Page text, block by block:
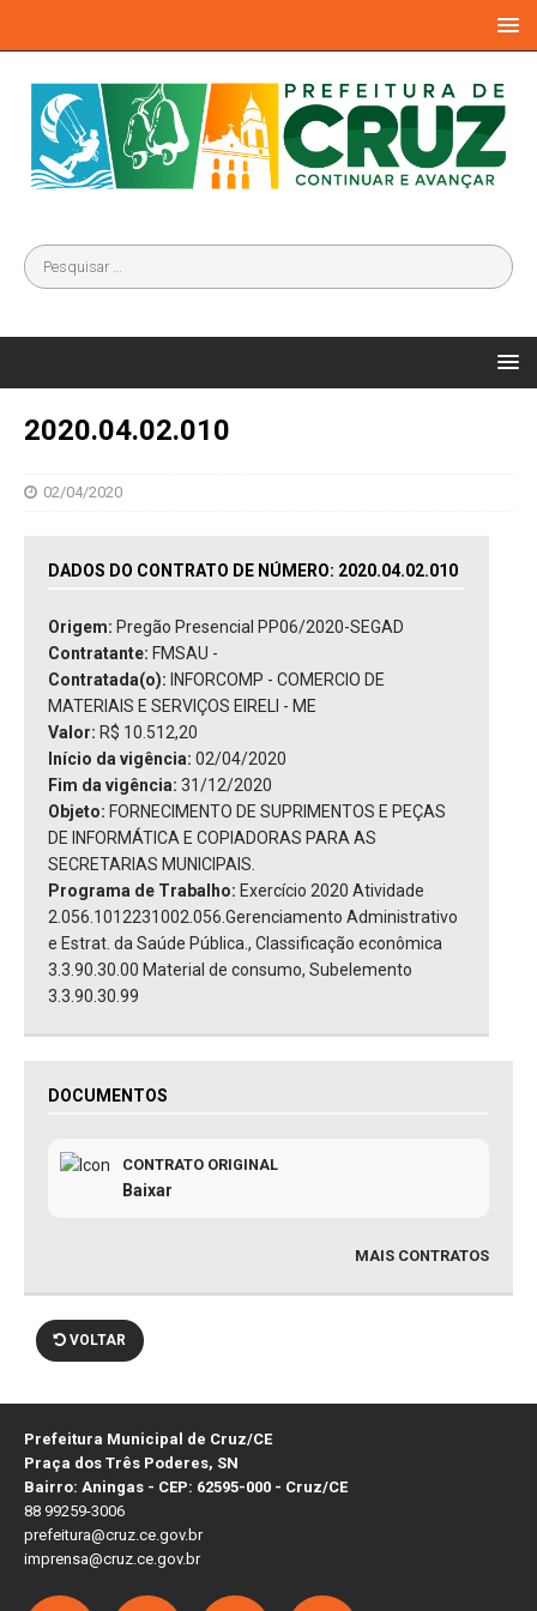
2020.04.02.010
02/04/2020
DADOS DO CONTRATO DE NÚMERO: 2020.04.02.010
Origem: Pregão Presencial PP06/2020-SEGAD
Contratante: FMSAU -
Contratada(o): INFORCOMP - COMERCIO DE
MATERIAIS E SERVIÇOS EIRELI - ME
Valor: R$ 10.512,20
Início da vigência: 02/04/2020
Fim da vigência: 31/12/2020
Objeto: FORNECIMENTO DE SUPRIMENTOS E PEÇAS
DE INFORMÁTICA E COPIADORAS PARA AS
SECRETARIAS MUNICIPAIS.
Programa de Trabalho: Exercício 2020 Atividade
2.056.1012231002.056.Gerenciamento Administrativo
e Estrat. da Saúde Pública., Classificação econômica
3.3.90.30.00 Material de consumo, Subelemento
3.3.90.30.99
DOCUMENTOS
CONTRATO ORIGINAL
Baixar
MAIS CONTRATOS
VOLTAR
Prefeitura Municipal de Cruz/CE
Praça dos Três Poderes, SN
Bairro: Aningas - CEP: 62595-000 - Cruz/CE
88 99259-3006
prefeitura@cruz.ce.gov.br
imprensa@cruz.ce.gov.br